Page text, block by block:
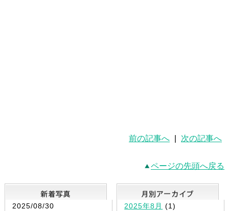
前の記事へ 次の記事へ
ページの先頭へ戻る
新着写真
2025/08/30
2025年8月 (1)